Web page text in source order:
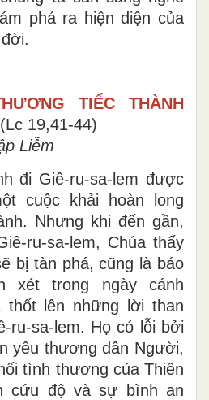
phá ra hiện diện của
TIẾC THÀNH
(Lc 19,41-44)
Liễm
đi Giê-ru-sa-lem được
cuộc khải hoàn long
Nhưng khi đến gần,
ru-sa-lem, Chúa thấy
bị tàn phá, cũng là báo
xét trong ngày cánh
thốt lên những lời than
ru-sa-lem. Họ có lỗi bởi
yêu thương dân Người,
tình thương của Thiên
cứu độ và sự bình an